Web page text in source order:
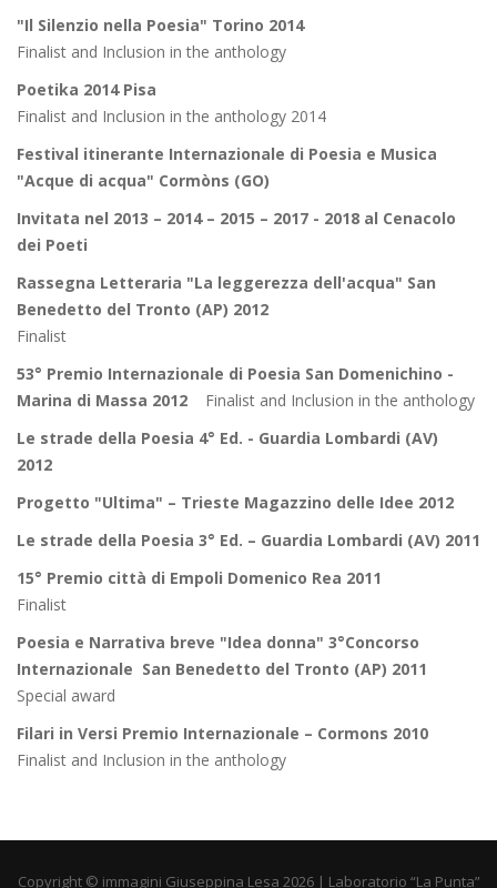
"Il Silenzio nella Poesia" Torino 2014
Finalist and Inclusion in the anthology
Poetika 2014 Pisa
Finalist and Inclusion in the anthology 2014
Festival itinerante Internazionale di Poesia e Musica
"Acque di acqua" Cormòns (GO)
Invitata nel 2013 – 2014 – 2015 – 2017 - 2018 al Cenacolo
dei Poeti
Rassegna Letteraria "La leggerezza dell'acqua" San
Benedetto del Tronto (AP) 2012
Finalist
53° Premio Internazionale di Poesia San Domenichino -
Marina di Massa 2012
Finalist and Inclusion in the anthology
Le strade della Poesia 4° Ed. - Guardia Lombardi (AV)
2012
Progetto "Ultima" – Trieste Magazzino delle Idee 2012
Le strade della Poesia 3° Ed. – Guardia Lombardi (AV) 2011
15° Premio città di Empoli Domenico Rea 2011
Finalist
Poesia e Narrativa breve "Idea donna" 3°Concorso
Internazionale San Benedetto del Tronto (AP) 2011
Special award
Filari in Versi Premio Internazionale – Cormons 2010
Finalist and Inclusion in the anthology
Copyright © immagini Giuseppina Lesa 2026 | Laboratorio “La Punta”